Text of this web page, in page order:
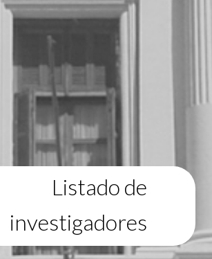
Listado de
investigadores